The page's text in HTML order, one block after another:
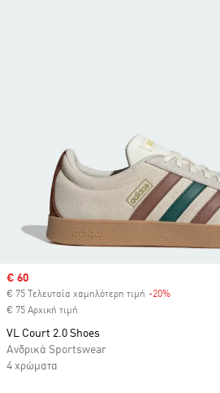
Sale price
€ 60
€ 75 Τελευταία χαμηλότερη τιμή -20%
€ 75 Αρχική τιμή
VL Court 2.0 Shoes
Ανδρικά Sportswear
4 χρώματα